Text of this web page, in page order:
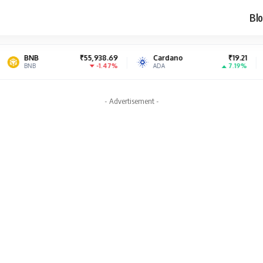
₹55,938.69 Cardano ₹19.21
ADA
Solana
SOL
- Advertisement -